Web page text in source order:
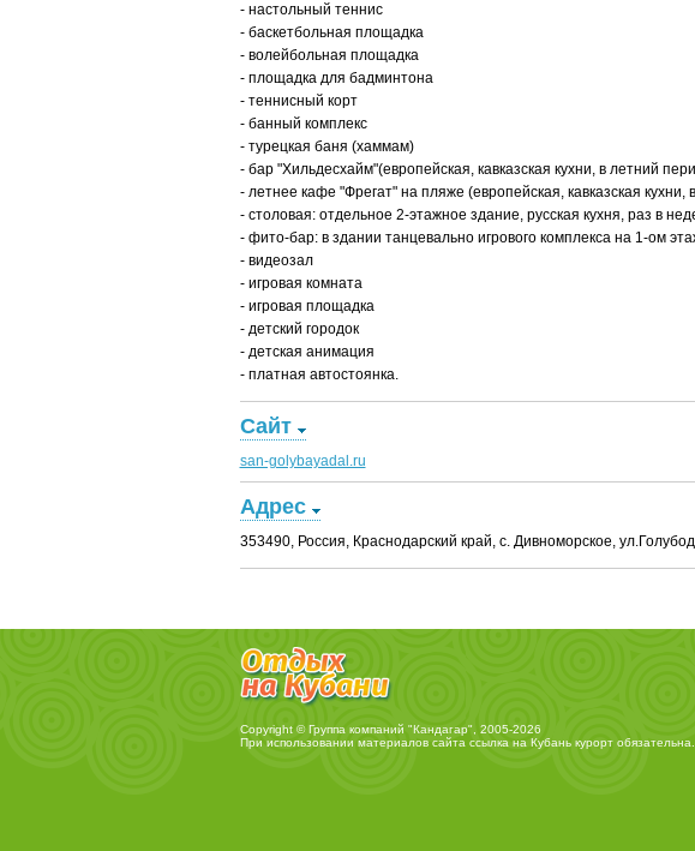
- настольный теннис
- баскетбольная площадка
- волейбольная площадка
- площадка для бадминтона
- теннисный корт
- банный комплекс
- турецкая баня (хаммам)
- бар "Хильдесхайм"(европейская, кавказская кухни, в летний
- летнее кафе "Фрегат" на пляже (европейская, кавказская
- столовая: отдельное 2-этажное здание, русская кухня, раз в
- фито-бар: в здании танцевально игрового комплекса на 1-ом
- видеозал
- игровая комната
- игровая площадка
- детский городок
- детская анимация
- платная автостоянка.
Сайт
san-golybayadal.ru
Адрес
353490, Россия, Краснодарский край, с. Дивноморское,
Copyright © Группа компаний "Кандагар", 2005-2026
При использовании материалов сайта ссылка на Кубань курортобязательна.